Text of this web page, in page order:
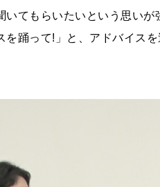
いてもらいたいという思い
踊って!」と、アドバイスを